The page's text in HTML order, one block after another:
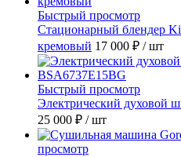
Быстрый просмотр
Стационарный блендер
кремовый 17 000 ₽ / шт
Быстрый просмотр
Электрический духовой
25 000 ₽ / шт
просмотр